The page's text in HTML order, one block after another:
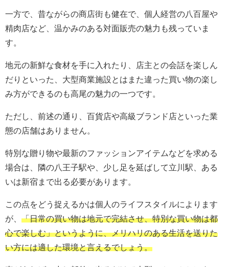
一方で、昔ながらの商店街も健在で、個人経営の八百屋や
精肉店など、温かみのある対面販売の魅力も残っていま
す。
地元の新鮮な食材を手に入れたり、店主との会話を楽しん
だりといった、大型商業施設とはまた違った買い物の楽し
み方ができるのも高尾の魅力の一つです。
ただし、前述の通り、百貨店や高級ブランド店といった業
態の店舗はありません。
特別な贈り物や最新のファッションアイテムなどを求める
場合は、隣の八王子駅や、少し足を延ばして立川駅、ある
いは新宿まで出る必要があります。
この点をどう捉えるかは個人のライフスタイルによります
が、 「日常の買い物は地元で完結させ、特別な買い物は都
心で楽しむ」というように、メリハリのある生活を送りた
い方には適した環境と言えるでしょう。